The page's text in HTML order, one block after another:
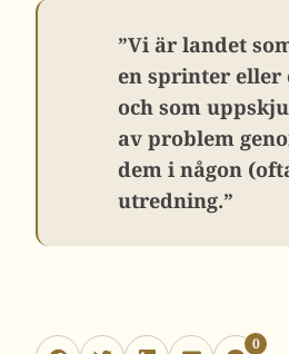
”Vi är landet
en sprinter eller
och som
av problem
dem i någon
utredning.”
0